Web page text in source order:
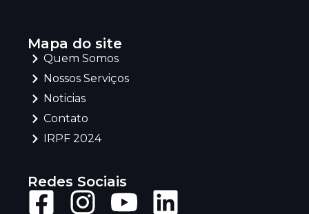
Mapa do site
Quem Somos
Nossos Serviços
Noticias
Contato
IRPF 2024
Redes Sociais